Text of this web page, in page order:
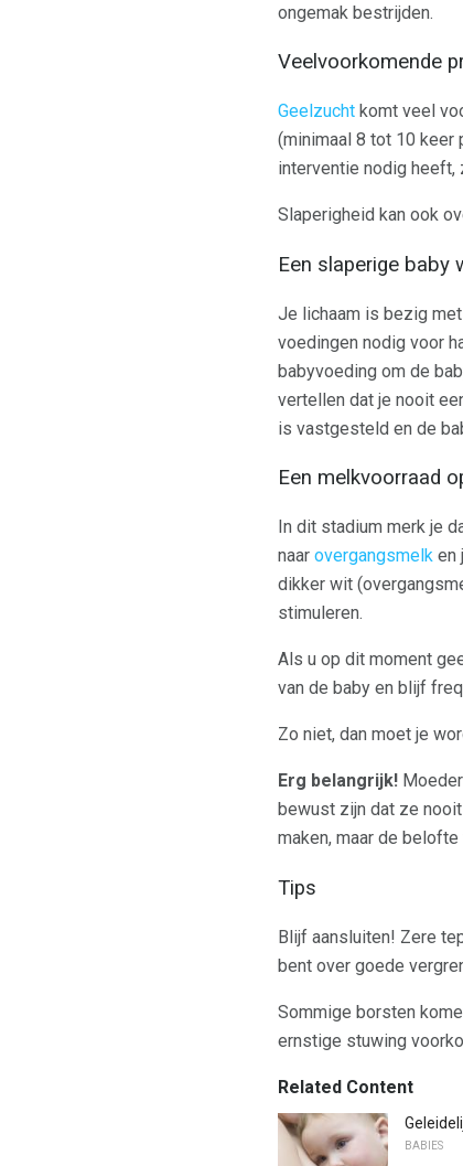
ongemak bestrijden.
Veelvoorkomende
Geelzucht komt veel
(minimaal 8 tot 10 keer
interventie nodig heeft,
Slaperigheid kan ook
Een slaperige baby
Je lichaam is bezig
voedingen nodig voor
babyvoeding om de
vertellen dat je nooit
is vastgesteld en de
Een melkvoorraad
In dit stadium merk je
naar overgangsmelk en
dikker wit
stimuleren.
Als u op dit moment
van de baby en blijf
Zo niet, dan moet je
Erg belangrijk!
bewust zijn dat ze
maken, maar de
Tips
Blijf aansluiten! Zere
bent over goede
Sommige borsten
ernstige stuwing
Related Content
BABIES